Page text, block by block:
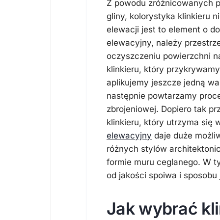
Z powodu zróżnicowanych
gliny, kolorystyka klinkieru
elewacji jest to element o
elewacyjny, należy
oczyszczeniu powierzchni
klinkieru, który
aplikujemy jeszcze jedną
następnie powtarzamy
zbrojeniowej. Dopiero tak
klinkieru, który utrzyma się
elewacyjny daje duże
różnych stylów
formie muru ceglanego. W
od jakości spoiwa i sposobu
Jak wybrać